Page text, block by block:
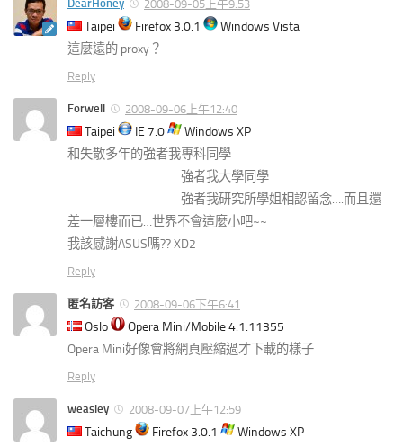
DearHoney 2008-09-05上午9:53
Taipei Firefox 3.0.1
Windows Vista
這麼遠的 proxy？
Reply
Forwell 2008-09-06上午12:40
Taipei IE 7.0
Windows XP
和失散多年的強者我專科同學
強者我大學同學
強者我研究所學姐相認留念….而且還
差一層樓而已…世界不會這麼小吧~~
我該感謝ASUS嗎?? XD2
Reply
匿名訪客 2008-09-06下午6:41
Oslo
Opera Mini/Mobile 4.1.11355
Opera Mini好像會將網頁壓縮過才下載的樣子
Reply
weasley 2008-09-07上午12:59
Taichung Firefox 3.0.1
Windows XP